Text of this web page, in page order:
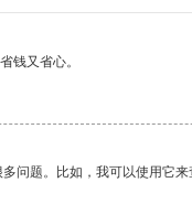
钱又省心。
问题。比如，我可以使用它来